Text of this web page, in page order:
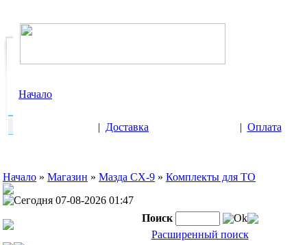
Начало
| Доставка | Оплата
Начало » Магазин » Мазда СХ-9 » Комплекты для ТО
Сегодня 07-08-2026 01:47
Поиск
Ok
Расширенный поиск